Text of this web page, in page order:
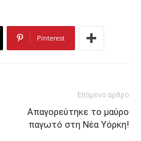
Pinterest
Επόμενο άρθρο
Απαγορεύτηκε το μαύρο
παγωτό στη Νέα Υόρκη!